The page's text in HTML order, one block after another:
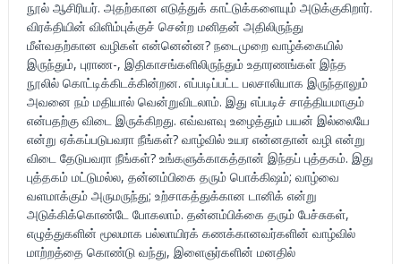
நூல் ஆசிரியர். அதற்கான எடுத்துக் காட்டுக்களையும் அடுக்குகிறார்.
விரக்தியின் விளிம்புக்குச் சென்ற மனிதன் அதிலிருந்து
மீள்வதற்கான வழிகள் என்னென்ன? நடைமுறை வாழ்க்கையில்
இருந்தும், புராண-, இதிகாசங்களிலிருந்தும் உதாரணங்கள் இந்த
நூலில் கொட்டிக்கிடக்கின்றன. எப்படிப்பட்ட பலசாலியாக இருந்தாலும்
அவனை நம் மதியால் வென்றுவிடலாம். இது எப்படிச் சாத்தியமாகும்
என்பதற்கு விடை இருக்கிறது. எவ்வளவு உழைத்தும் பயன் இல்லையே
என்று ஏக்கப்படுபவரா நீங்கள்? வாழ்வில் உயர என்னதான் வழி என்று
விடை தேடுபவரா நீங்கள்? உங்களுக்காகத்தான் இந்தப் புத்தகம். இது
புத்தகம் மட்டுமல்ல, தன்னம்பிகை தரும் பொக்கிஷம்; வாழ்வை
வளமாக்கும் அருமருந்து; உற்சாகத்துக்கான டானிக் என்று
அடுக்கிக்கொண்டே போகலாம். தன்னம்பிக்கை தரும் பேச்சுகள்,
எழுத்துகளின் மூலமாக பல்லாயிரக் கணக்கானவர்களின் வாழ்வில்
மாற்றத்தை கொண்டு வந்து, இளைஞர்களின் மனதில்